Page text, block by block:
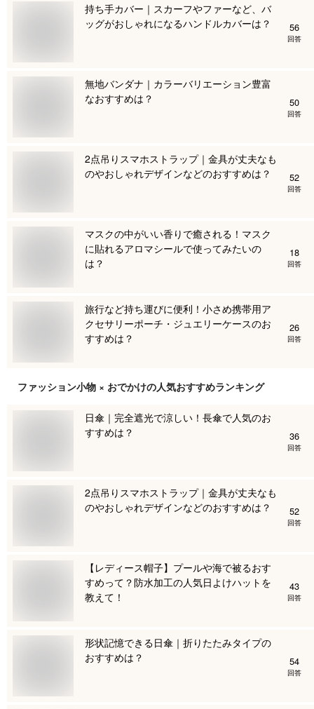
持ち手カバー｜スカーフやファーなど、バ
ッグがおしゃれになるハンドルカバーは？
56
回答
無地バンダナ｜カラーバリエーション豊富
なおすすめは？
50
回答
2点吊りスマホストラップ｜金具が丈夫なも
のやおしゃれデザインなどのおすすめは？
52
回答
マスクの中がいい香りで癒される！マスク
に貼れるアロマシールで使ってみたいの
は？
18
回答
旅行など持ち運びに便利！小さめ携帯用ア
クセサリーポーチ・ジュエリーケースのお
すすめは？
26
回答
ファッション小物 × おでかけの人気おすすめランキング
日傘｜完全遮光で涼しい！長傘で人気のお
すすめは？
36
回答
2点吊りスマホストラップ｜金具が丈夫なも
のやおしゃれデザインなどのおすすめは？
52
回答
【レディース帽子】プールや海で被るおす
すめって？防水加工の人気日よけハットを
教えて！
43
回答
形状記憶できる日傘｜折りたたみタイプの
おすすめは？
54
回答